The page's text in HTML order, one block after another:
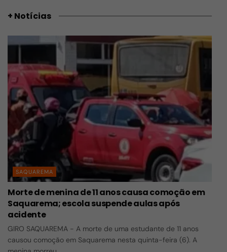
+ Notícias
SAQUAREMA
Morte de menina de 11 anos causa comoção em
Saquarema; escola suspende aulas após
acidente
GIRO SAQUAREMA - A morte de uma estudante de 11 anos
causou comoção em Saquarema nesta quinta-feira (6). A